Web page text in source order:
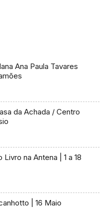
Ana Paula Tavares
da Achada / Centro
na Antena | 1 a 18
| 16 Maio